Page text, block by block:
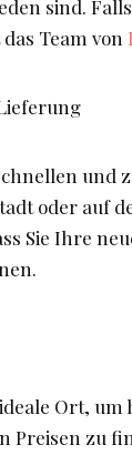
sind.
Team von
und
oder auf
Sie Ihre
Ort, um
Preisen zu